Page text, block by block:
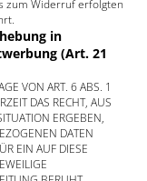
zum Widerruf erfolgten
in
(Art. 21
VON ART. 6 ABS. 1
DAS RECHT, AUS
ERGEBEN,
DATEN
EIN AUF DIESE